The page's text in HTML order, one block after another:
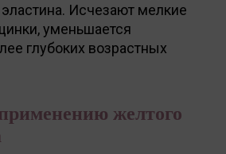
эластина. Исчезают мелкие
уменьшается
глубоких возрастных
желтого